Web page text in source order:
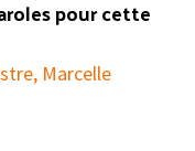
pour cette
Marcelle